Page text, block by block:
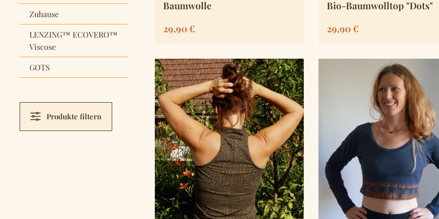
Zuhause
LENZING™ ECOVERO™
Viscose
GOTS
Produkte filtern
Baumwolle
Regulärer Preis:
29,90 €
Bio-Baumwolltop "Dots"
Regulärer Preis:
29,90 €